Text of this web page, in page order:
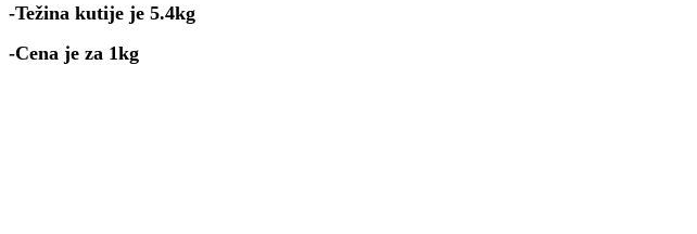
-Težina kutije je 5.4kg
-Cena je za 1kg